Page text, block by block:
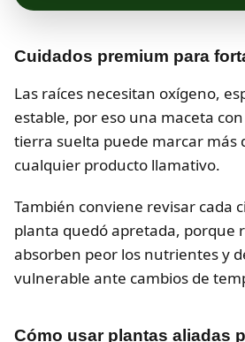
Cuidados premium para
Las raíces necesitan oxígeno,
estable, por eso una maceta
tierra suelta puede marcar más
cualquier producto llamativo.
También conviene revisar cada
planta quedó apretada, porque
absorben peor los nutrientes y
vulnerable ante cambios de
Cómo usar plantas aliadas